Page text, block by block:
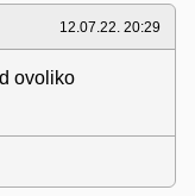
12.07.22. 20:29
ovoliko